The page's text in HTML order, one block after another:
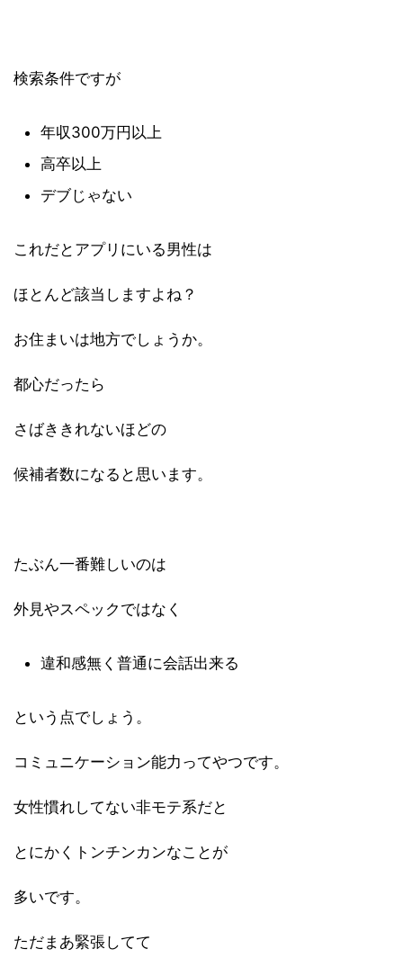
検索条件ですが
年収300万円以上
高卒以上
デブじゃない
これだとアプリにいる男性は
ほとんど該当しますよね？
お住まいは地方でしょうか。
都心だったら
さばききれないほどの
候補者数になると思います。
たぶん一番難しいのは
外見やスペックではなく
違和感無く普通に会話出来る
という点でしょう。
コミュニケーション能力ってやつです。
女性慣れしてない非モテ系だと
とにかくトンチンカンなことが
多いです。
ただまあ緊張してて